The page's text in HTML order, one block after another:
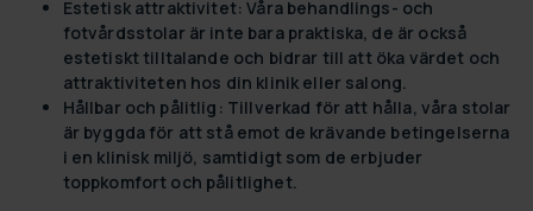
Estetisk attraktivitet: Våra behandlings- och
fotvårdsstolar är inte bara praktiska, de är också
estetiskt tilltalande och bidrar till att öka värdet och
attraktiviteten hos din klinik eller salong.
Hållbar och pålitlig: Tillverkad för att hålla, våra stolar
är byggda för att stå emot de krävande betingelserna
i en klinisk miljö, samtidigt som de erbjuder
toppkomfort och pålitlighet.